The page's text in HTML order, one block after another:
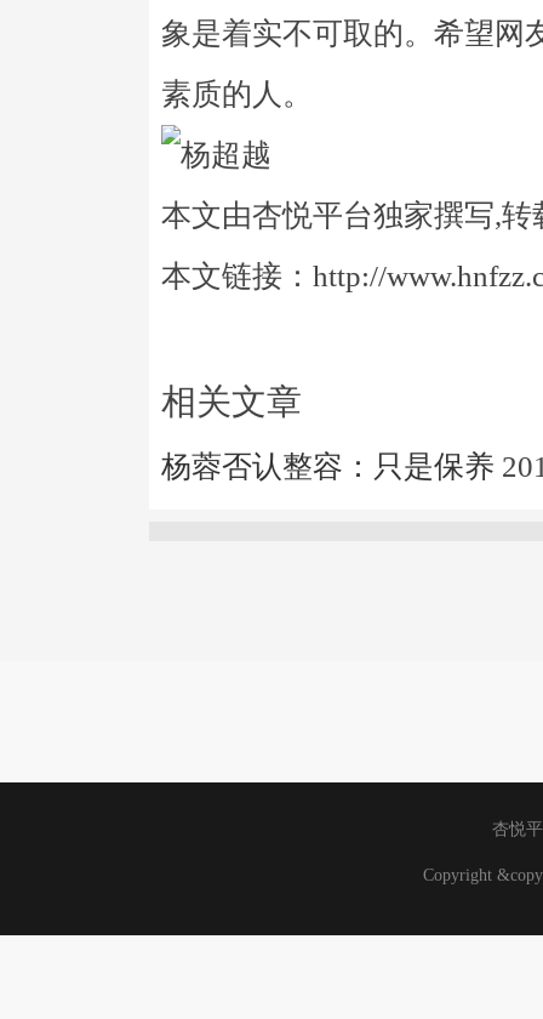
象是着实不可取的。希望网
素质的人。
本文由杏悦平台独家撰写,转
本文链接：http://
相关文章
杨蓉否认整容：只是保养
杏悦
Copyright